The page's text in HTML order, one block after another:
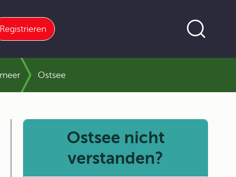
Registrieren
Ostsee
Ostsee nicht
verstanden?